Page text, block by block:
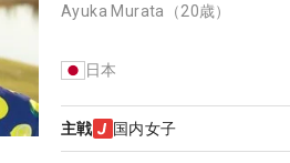
Ayuka Murata （20歳）
日本
主戦 国内女子